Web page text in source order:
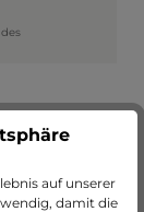
auf unserer
damit die